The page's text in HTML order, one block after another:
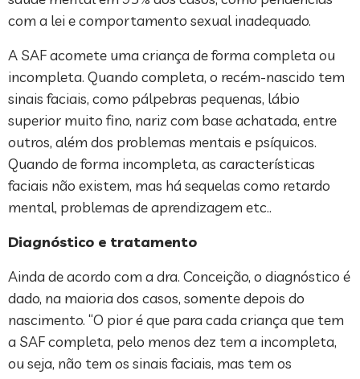
com a lei e comportamento sexual inadequado.
A SAF acomete uma criança de forma completa ou
incompleta. Quando completa, o recém-nascido tem
sinais faciais, como pálpebras pequenas, lábio
superior muito fino, nariz com base achatada, entre
outros, além dos problemas mentais e psíquicos.
Quando de forma incompleta, as características
faciais não existem, mas há sequelas como retardo
mental, problemas de aprendizagem etc..
Diagnóstico e tratamento
Ainda de acordo com a dra. Conceição, o diagnóstico é
dado, na maioria dos casos, somente depois do
nascimento. “O pior é que para cada criança que tem
a SAF completa, pelo menos dez tem a incompleta,
ou seja, não tem os sinais faciais, mas tem os